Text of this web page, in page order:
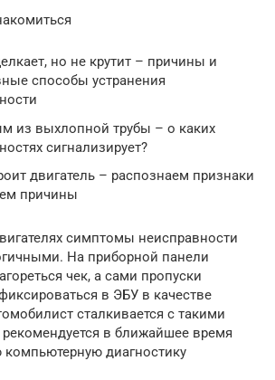
но не крутит – причины и
способы устранения
из выхлопной трубы – о каких
сигнализирует?
двигатель – распознаем признаки
причины
симптомы неисправности
На приборной панели
чек, а сами пропуски
в ЭБУ в качестве
сталкивается с такими
в ближайшее время
диагностику